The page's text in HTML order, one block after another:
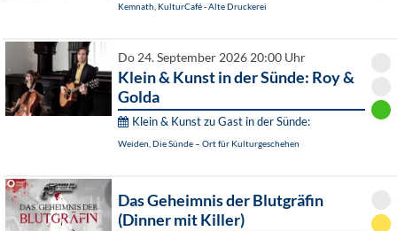
Kemnath, KulturCafé - Alte Druckerei
Do 24. September 2026 20:00 Uhr
Klein & Kunst in der Sünde: Roy &
Golda
Klein & Kunst zu Gast in der Sünde:
Weiden, Die Sünde – Ort für Kulturgeschehen
Das Geheimnis der Blutgräfin
(Dinner mit Killer)